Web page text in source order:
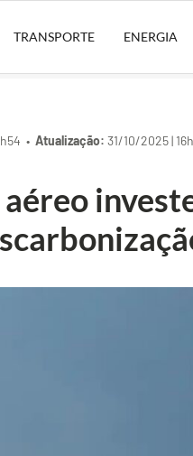
TRANSPORTE ENERGIA
•Atualização: 31/10/2025 |